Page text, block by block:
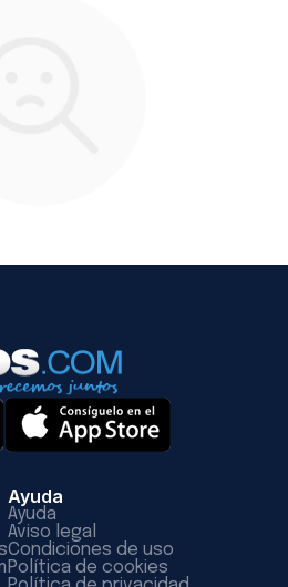
Ayuda
Ayuda
Aviso legal
Condiciones de uso
Política de cookies